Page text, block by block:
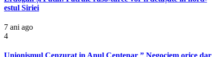
estul Siriei
7 ani ago
4